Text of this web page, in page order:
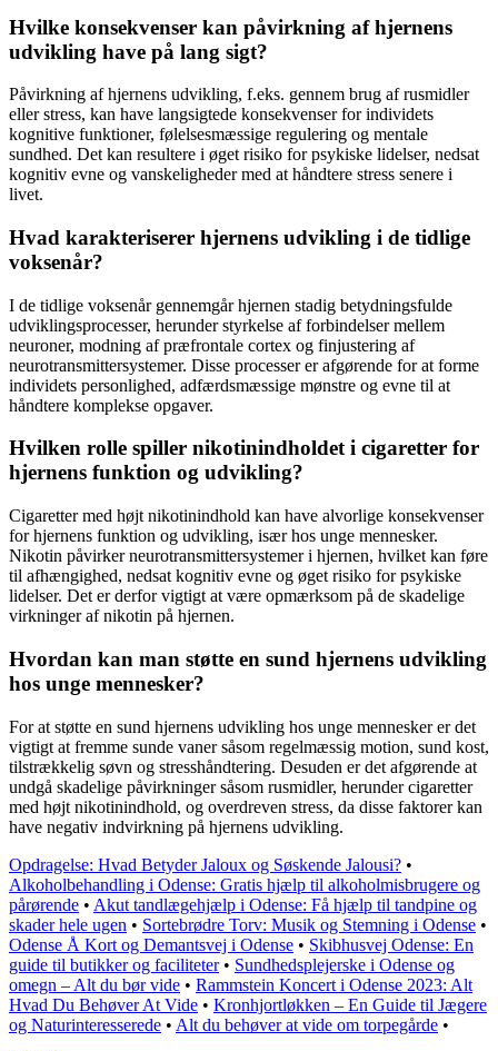
Hvilke konsekvenser kan påvirkning af hjernens
udvikling have på lang sigt?
Påvirkning af hjernens udvikling, f.eks. gennem brug af rusmidler
eller stress, kan have langsigtede konsekvenser for individets
kognitive funktioner, følelsesmæssige regulering og mentale
sundhed. Det kan resultere i øget risiko for psykiske lidelser, nedsat
kognitiv evne og vanskeligheder med at håndtere stress senere i
livet.
Hvad karakteriserer hjernens udvikling i de tidlige
voksenår?
I de tidlige voksenår gennemgår hjernen stadig betydningsfulde
udviklingsprocesser, herunder styrkelse af forbindelser mellem
neuroner, modning af præfrontale cortex og finjustering af
neurotransmittersystemer. Disse processer er afgørende for at forme
individets personlighed, adfærdsmæssige mønstre og evne til at
håndtere komplekse opgaver.
Hvilken rolle spiller nikotinindholdet i cigaretter for
hjernens funktion og udvikling?
Cigaretter med højt nikotinindhold kan have alvorlige konsekvenser
for hjernens funktion og udvikling, især hos unge mennesker.
Nikotin påvirker neurotransmittersystemer i hjernen, hvilket kan føre
til afhængighed, nedsat kognitiv evne og øget risiko for psykiske
lidelser. Det er derfor vigtigt at være opmærksom på de skadelige
virkninger af nikotin på hjernen.
Hvordan kan man støtte en sund hjernens udvikling
hos unge mennesker?
For at støtte en sund hjernens udvikling hos unge mennesker er det
vigtigt at fremme sunde vaner såsom regelmæssig motion, sund kost,
tilstrækkelig søvn og stresshåndtering. Desuden er det afgørende at
undgå skadelige påvirkninger såsom rusmidler, herunder cigaretter
med højt nikotinindhold, og overdreven stress, da disse faktorer kan
have negativ indvirkning på hjernens udvikling.
Opdragelse: Hvad Betyder Jaloux og Søskende Jalousi? •
Alkoholbehandling i Odense: Gratis hjælp til alkoholmisbrugere og
pårørende • Akut tandlægehjælp i Odense: Få hjælp til tandpine og
skader hele ugen • Sortebrødre Torv: Musik og Stemning i Odense •
Odense Å Kort og Demantsvej i Odense • Skibhusvej Odense: En
guide til butikker og faciliteter• Sundhedsplejerske i Odense og
omegn – Alt du bør vide • Rammstein Koncert i Odense 2023: Alt
Hvad Du Behøver At Vide • Kronhjortløkken – En Guide til Jægere
og Naturinteresserede • Alt du behøver at vide om torpegårde •